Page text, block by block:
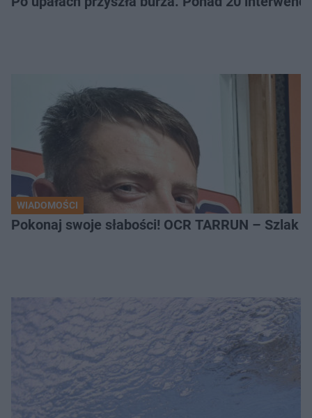
WIADOMOŚCI
Pokonaj swoje słabości! OCR TARRUN – Szlak